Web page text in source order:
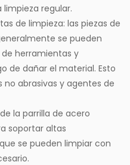
regular.
de limpieza: las piezas de
se pueden
herramientas y
de dañar el material. Esto
no abrasivas y agentes de
la parrilla de acero
soportar altas
se pueden limpiar con